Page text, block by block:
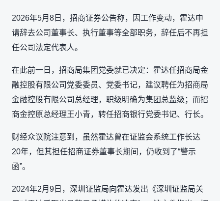
2026年5月8日，招商证券公告称，因工作变动，霍达申
请辞去公司董事长、执行董事等全部职务，辞任后不再担
任公司法定代表人。
在此前一日，招商局集团党委就已决定：霍达任招商局金
融控股有限公司党委委员、党委书记，建议聘任为招商局
金融控股有限公司总经理，职级明确为集团总监级；而招
商金控原总经理王小青，转任招商银行党委书记、行长。
财经众议院注意到，虽然霍达曾在证监会系统工作长达
20年，但其担任招商证券董事长期间，仍收到了“警示
函”。
2024年2月9日，深圳证监局向霍达发出《深圳证监局关